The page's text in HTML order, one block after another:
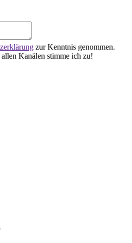
zur Kenntnis genommen.
Kanälen stimme ich zu!